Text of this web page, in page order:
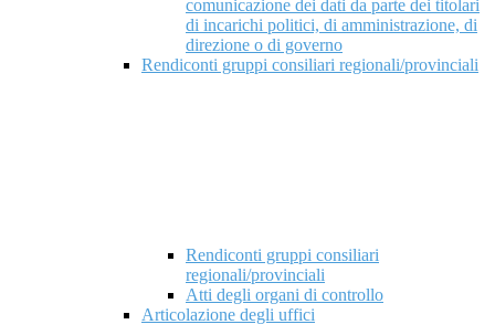
comunicazione dei dati da parte dei titolari
di incarichi politici, di amministrazione, di
direzione o di governo
Rendiconti gruppi consiliari regionali/provinciali
Rendiconti gruppi consiliari
regionali/provinciali
Atti degli organi di controllo
Articolazione degli uffici